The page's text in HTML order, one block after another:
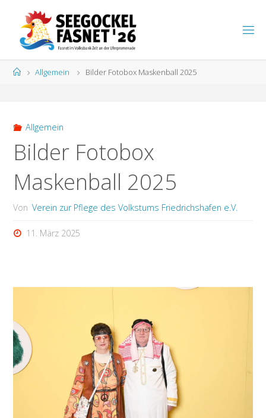
springen
EEG
OCK
StartAllgemein Bilder Fotobox Maskenball 2025
Allgemein
Bilder Fotobox
Maskenball 2025
Von Verein zur Pflege des Volkstums Friedrichshafen e.V.
11. März 2025